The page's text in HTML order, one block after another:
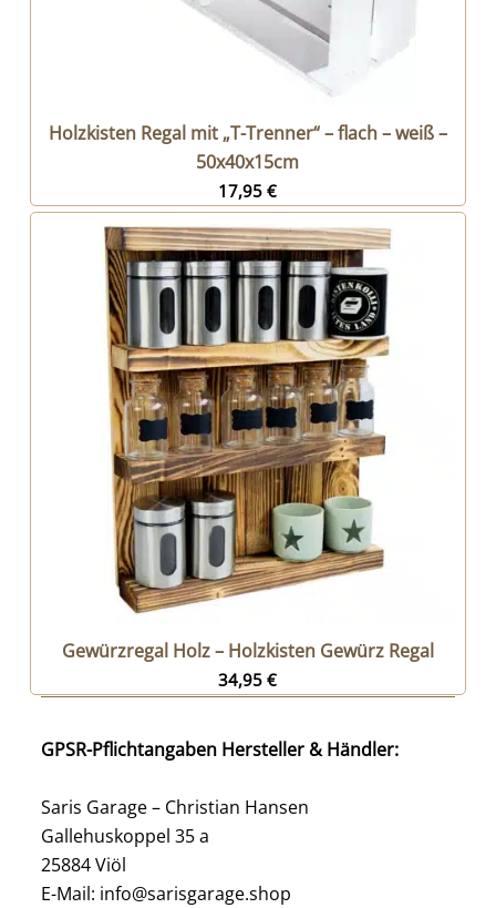
Holzkisten Regal mit „T-Trenner“ – flach – weiß –
50x40x15cm
17,95€
Gewürzregal Holz – Holzkisten Gewürz Regal
34,95€
GPSR-Pflichtangaben Hersteller & Händler:
Saris Garage – Christian Hansen
Gallehuskoppel 35 a
25884 Viöl
E-Mail: info@sarisgarage.shop